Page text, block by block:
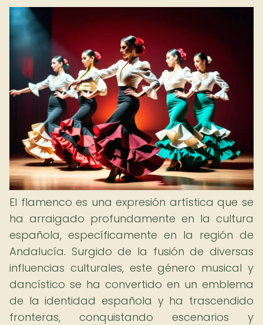
El flamenco es una expresión artística que se
ha arraigado profundamente en la cultura
española, específicamente en la región de
Andalucía. Surgido de la fusión de diversas
influencias culturales, este género musical y
dancístico se ha convertido en un emblema
de la identidad española y ha trascendido
fronteras, conquistando escenarios y